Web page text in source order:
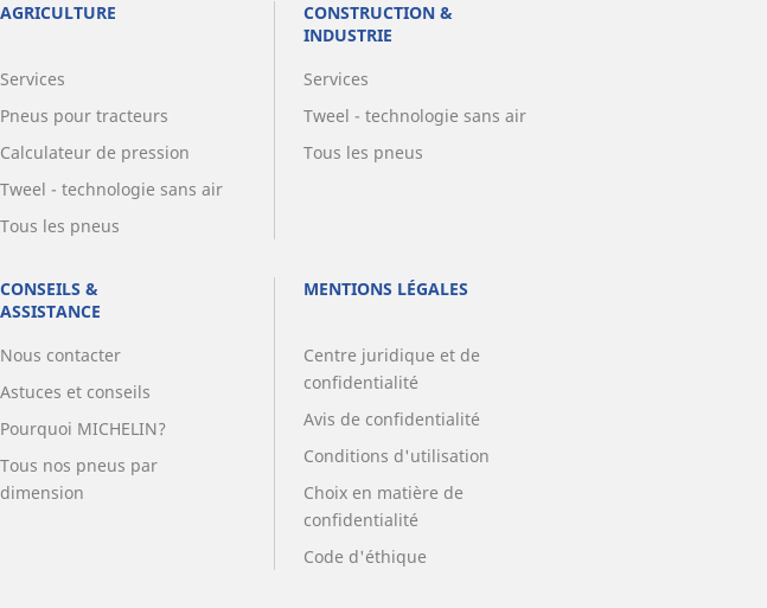
AGRICULTURE
Services
Pneus pour tracteurs
Calculateur de pression
Tweel - technologie sans air
Tous les pneus
CONSTRUCTION &
INDUSTRIE
Services
Tweel - technologie sans air
Tous les pneus
CONSEILS &
ASSISTANCE
Nous contacter
Astuces et conseils
Pourquoi MICHELIN?
Tous nos pneus par
dimension
MENTIONS LÉGALES
Centre juridique et de
confidentialité
Avis de confidentialité
Conditions d'utilisation
Choix en matière de
confidentialité
Code d'éthique